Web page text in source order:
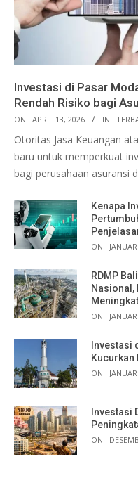
Investasi di Pasar
Rendah Risiko bagi
ON: APRIL 13, 2026 IN:
Otoritas Jasa Keuangan
baru untuk memperkuat
bagi perusahaan asuransi
Kenapa
ON:
RDMP
Nasional,
ON:
Investasi
Kucurkan
ON:
Investasi
ON: